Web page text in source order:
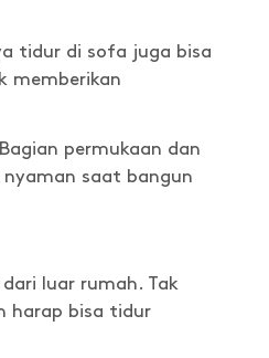
tidur di sofa juga bisa
memberikan
permukaan dan
saat bangun
luar rumah. Tak
harap bisa tidur